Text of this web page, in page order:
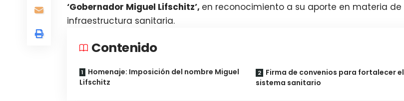
‘Gobernador Miguel Lifschitz’, en reconocimiento a su aporte en materia de
infraestructura sanitaria.
Contenido
Homenaje: Imposición del nombre Miguel
Lifschitz
Firma de convenios para fortalecer el
sistema sanitario